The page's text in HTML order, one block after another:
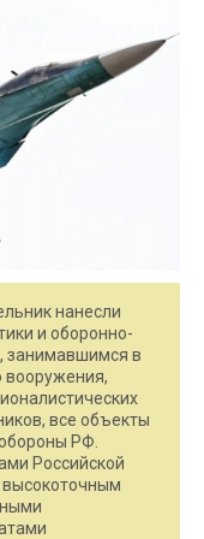
нанесли
и оборонно-
занимавшимся в
вооружения,
все объекты
РФ.
Российской